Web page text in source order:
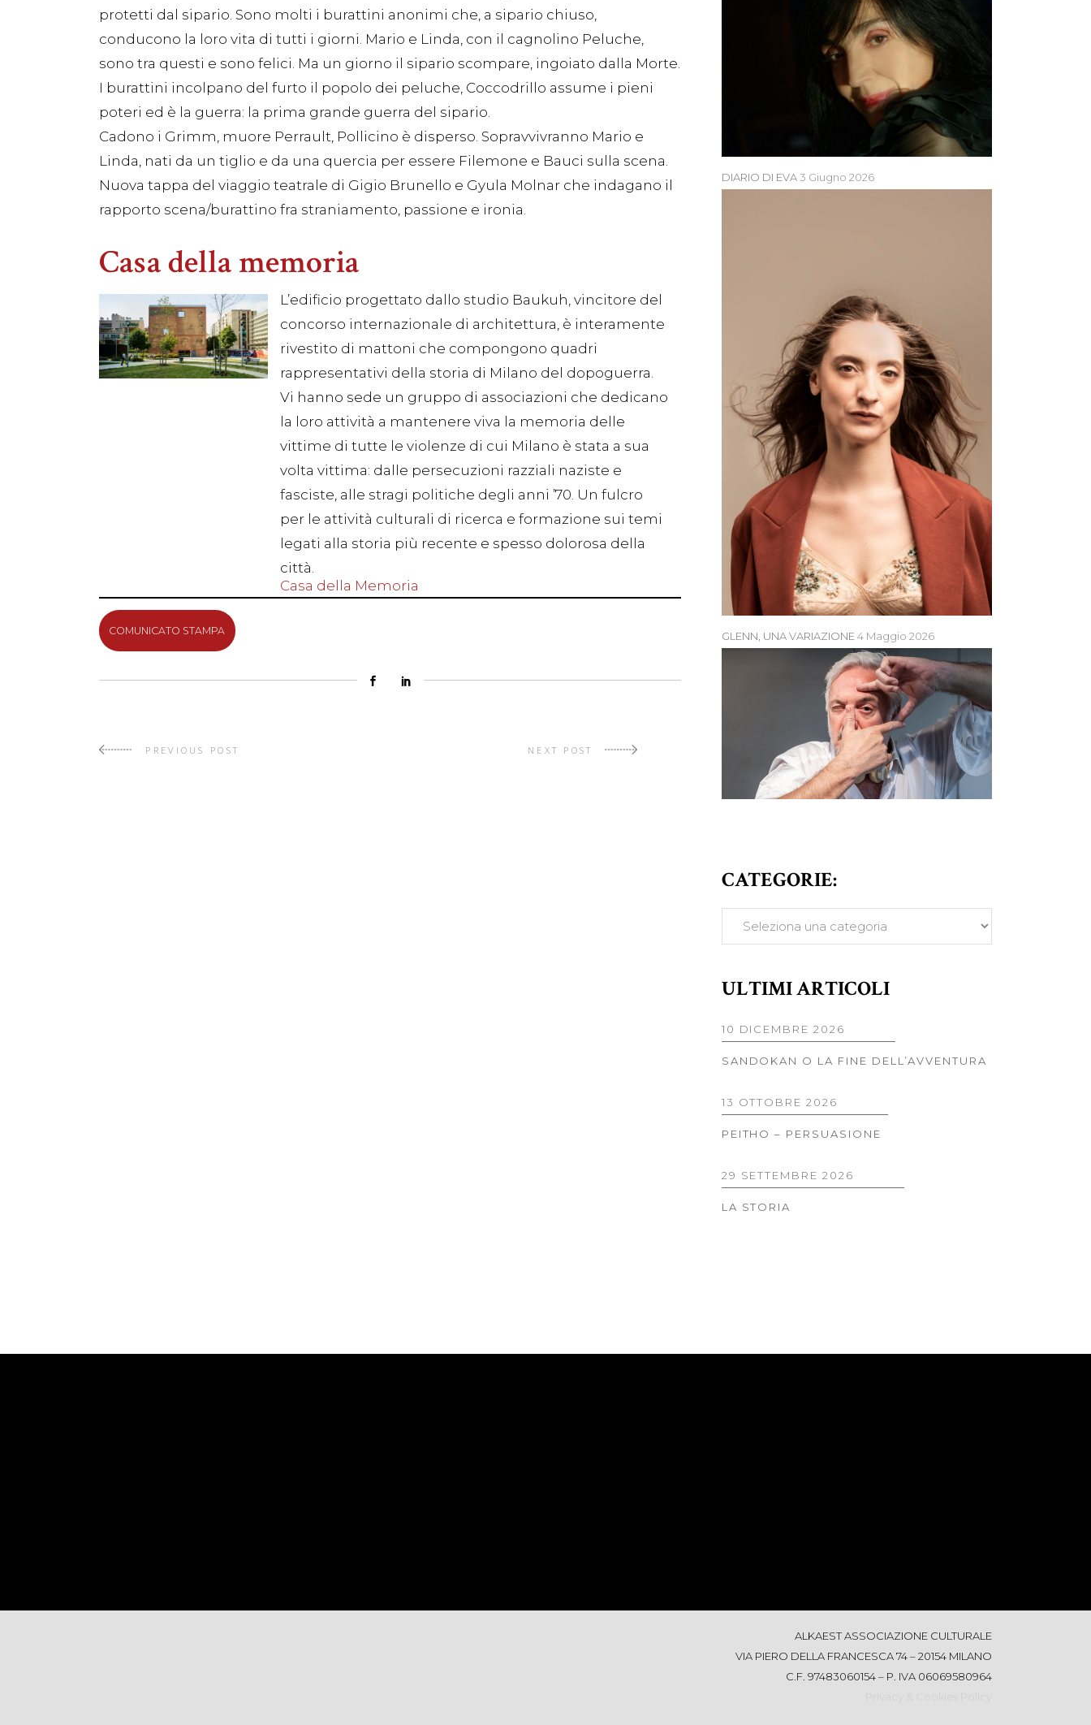
protetti dal sipario. Sono molti i burattini anonimi che, a sipario chiuso,
conducono la loro vita di tutti i giorni. Mario e Linda, con il cagnolino Peluche,
sono tra questi e sono felici. Ma un giorno il sipario scompare, ingoiato dalla Morte.
I burattini incolpano del furto il popolo dei peluche, Coccodrillo assume i pieni
poteri ed è la guerra: la prima grande guerra del sipario.
Cadono i Grimm, muore Perrault, Pollicino è disperso. Sopravvivranno Mario e
Linda, nati da un tiglio e da una quercia per essere Filemone e Bauci sulla scena.
Nuova tappa del viaggio teatrale di Gigio Brunello e Gyula Molnar che indagano il
rapporto scena/burattino fra straniamento, passione e ironia.
Casa della memoria
L’edificio progettato dallo studio Baukuh, vincitore del
concorso internazionale di architettura, è interamente
rivestito di mattoni che compongono quadri
rappresentativi della storia di Milano del dopoguerra.
Vi hanno sede un gruppo di associazioni che dedicano
la loro attività a mantenere viva la memoria delle
vittime di tutte le violenze di cui Milano è stata a sua
volta vittima: dalle persecuzioni razziali naziste e
fasciste, alle stragi politiche degli anni ’70. Un fulcro
per le attività culturali di ricerca e formazione sui temi
legati alla storia più recente e spesso dolorosa della
città.
Casa della Memoria
COMUNICATO STAMPA
PREVIOUS POST NEXT POST
DIARIO DI EVA3 Giugno 2026
GLENN, UNA VARIAZIONE4 Maggio 2026
CATEGORIE:
ULTIMI ARTICOLI
10 DICEMBRE 2026
SANDOKAN O LA FINE DELL’AVVENTURA
13 OTTOBRE 2026
PEITHO – PERSUASIONE
29 SETTEMBRE 2026
LA STORIA
ALKAEST ASSOCIAZIONE CULTURALE
VIA PIERO DELLA FRANCESCA 74 – 20154 MILANO
C.F. 97483060154 – P. IVA 06069580964